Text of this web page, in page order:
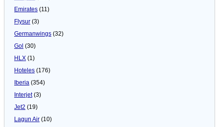
Emirates (11)
Flysur (3)
Germanwings (32)
Gol (30)
HLX (1)
Hoteles (176)
Iberia (354)
Interjet(3)
Jet2 (19)
Lagun Air (10)